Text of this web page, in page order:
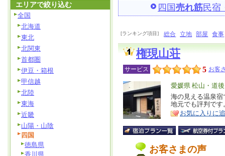
四国売れ筋民宿
[ランキング項目] 総合 立地 部屋 食事
権現山荘
サービス 5 お客
エ
リ
ア
愛媛県 松山・道後
特
徴
海の見える温泉
地元でも評判で
お気に入りに
お客さまの声
エリアで絞り込む
全国
北海道
東北
北関東
首都圏
伊豆・箱根
甲信越
北陸
東海
近畿
山陽・山陰
四国
徳島県
香川県